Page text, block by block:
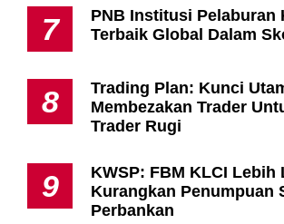
7
PNB Institusi Pelaburan
Terbaik Global Dalam
8
Trading Plan: Kunci
Membezakan Trader
Trader Rugi
9
KWSP: FBM KLCI Lebih
Kurangkan Penumpuan
Perbankan